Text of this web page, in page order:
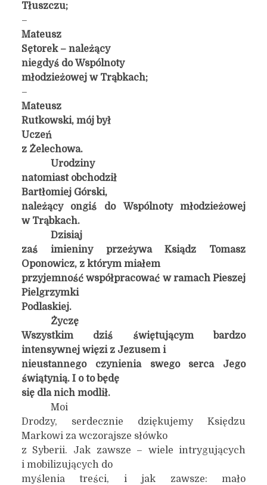
Tłuszczu;
–
Mateusz
Sętorek – należący
niegdyś do Wspólnoty
młodzieżowej w Trąbkach;
–
Mateusz
Rutkowski, mój był
Uczeń
z Żelechowa.
Urodziny
natomiast obchodził
Bartłomiej Górski,
należący ongiś do Wspólnoty młodzieżowej
w Trąbkach.
Dzisiaj
zaś imieniny przeżywa Ksiądz Tomasz
Oponowicz, z którym miałem
przyjemność współpracować w ramach Pieszej
Pielgrzymki
Podlaskiej.
Życzę
Wszystkim dziś świętującym bardzo
intensywnej więzi z Jezusem i
nieustannego czynienia swego serca Jego
świątynią. I o to będę
się dla nich modlił.
Moi
Drodzy, serdecznie dziękujemy Księdzu
Markowi za wczorajsze słówko
z Syberii. Jak zawsze – wiele intrygujących
i mobilizujących do
myślenia treści, i jak zawsze: mało